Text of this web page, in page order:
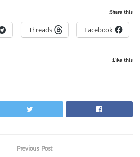
Share this:
Facebook
Threads
Like this:
Previous Post